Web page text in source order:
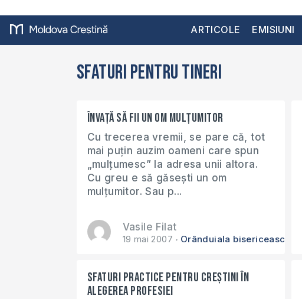
ARTICOLE EMISIUNI
Sfaturi pentru tineri
Învață să fii un om mulțumitor
Cu trecerea vremii, se pare că, tot
mai puțin auzim oameni care spun
„mulțumesc” la adresa unii altora.
Cu greu e să găsești un om
mulțumitor. Sau p...
Vasile Filat
19 mai 2007 Orânduiala bisericească
Sfaturi practice pentru creștini în
alegerea profesiei